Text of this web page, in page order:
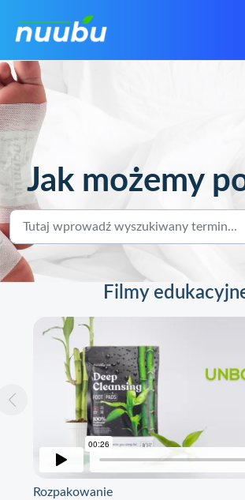
Jak możemy
Filmy
Rozpakowanie